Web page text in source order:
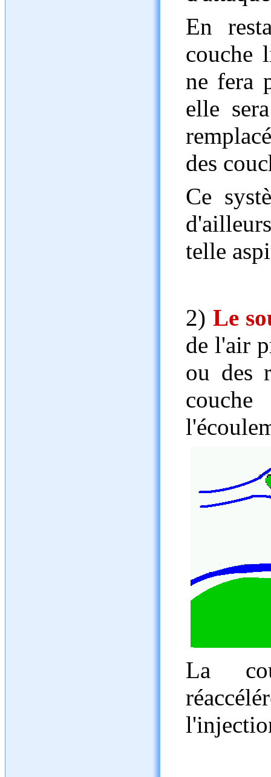
En
couche
ne fera
elle
des
Ce
telle
2) Le
de l'air
ou des
La